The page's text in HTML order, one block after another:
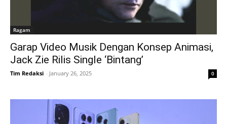
Ragam
Garap Video Musik Dengan Konsep Animasi,
Jack Zie Rilis Single ‘Bintang’
Tim Redaksi - January 26, 2025 0